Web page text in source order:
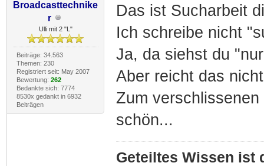
Broadcasttechnike
r
Ulli mit 2 "L"
Beiträge: 34.563
Themen: 230
Registriert seit: May 2007
Bewertung: 262
Bedankte sich: 7774
8530x gedankt in 6932
Beiträgen
Das ist Sucharbeit
Ich schreibe nicht
Ja, da siehst du
Aber reicht das
Zum
schön...
Geteiltes Wissen ist